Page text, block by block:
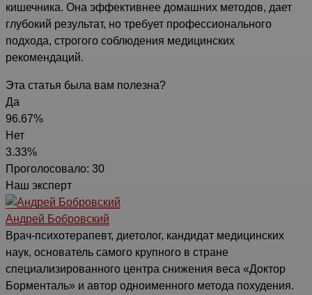
кишечника. Она эффективнее домашних методов, дает
глубокий результат, но требует профессионального
подхода, строгого соблюдения медицинских
рекомендаций.
Эта статья была вам полезна?
Да
96.67%
Нет
3.33%
Проголосовало: 30
Наш эксперт
Андрей Бобровский
Врач-психотерапевт, диетолог, кандидат медицинских
наук, основатель самого крупного в стране
специализированного центра снижения веса «Доктор
Борменталь» и автор одноименного метода похудения.